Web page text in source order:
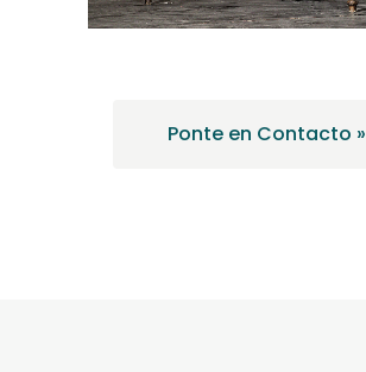
Ponte en Contacto »